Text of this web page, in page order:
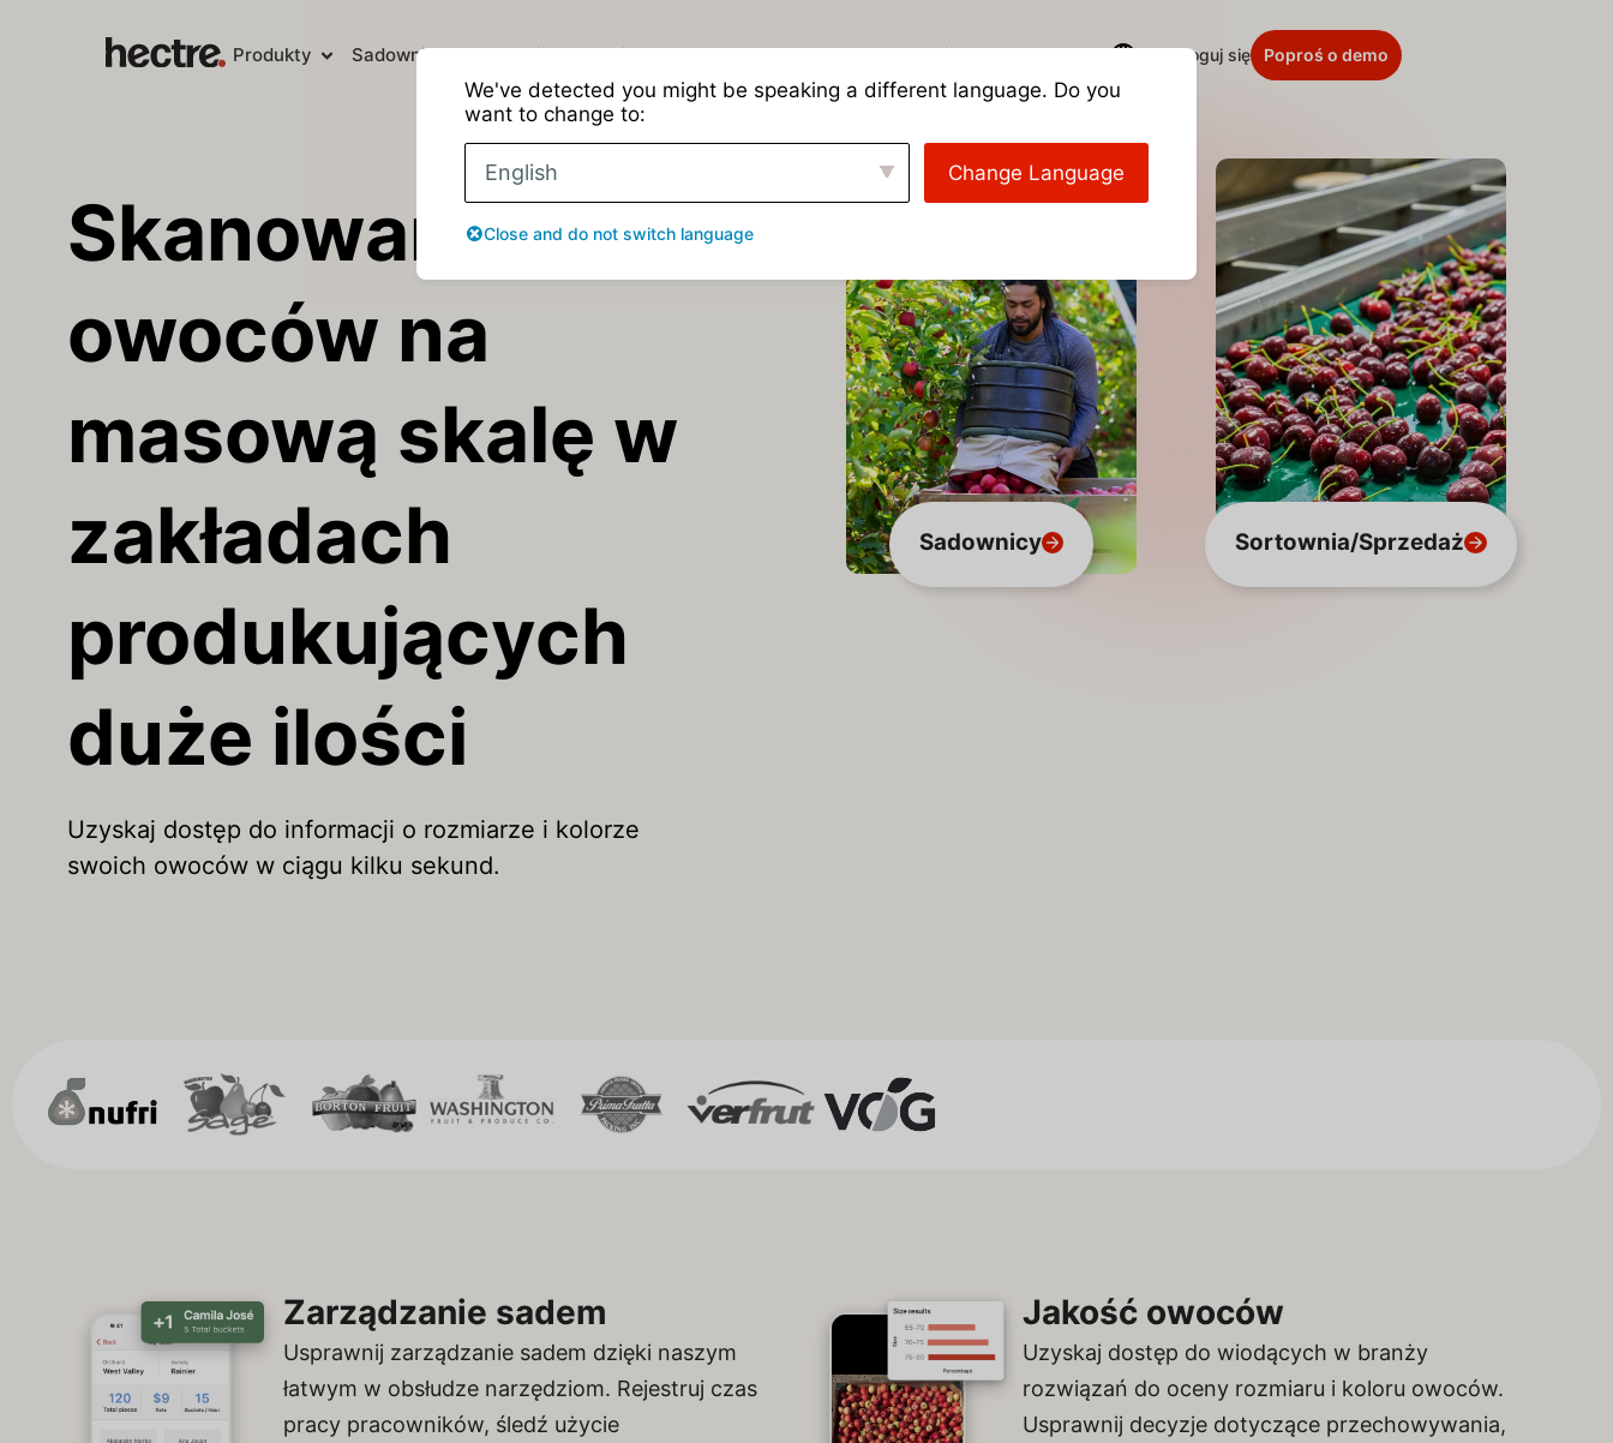
Produkty Sadownicy Sortownie Rodzaje upraw Praktyczne zastosowania O nas Zaloguj się Poproś o demo
Skanowanie jakości
owoców na
masową skalę w
zakładach
produkujących
duże ilości
Uzyskaj dostęp do informacji o rozmiarze i kolorze
swoich owoców w ciągu kilku sekund.
Sadownicy Sortownia/Sprzedaż
Zarządzanie sadem
Usprawnij zarządzanie sadem dzięki naszym
łatwym w obsłudze narzędziom. Rejestruj czas
pracy pracowników, śledź użycie
Jakość owoców
Uzyskaj dostęp do wiodących w branży
rozwiązań do oceny rozmiaru i koloru owoców.
Usprawnij decyzje dotyczące przechowywania,
We've detected you might be speaking a different language. Do you
want to change to:
English Change Language
Close and do not switch language